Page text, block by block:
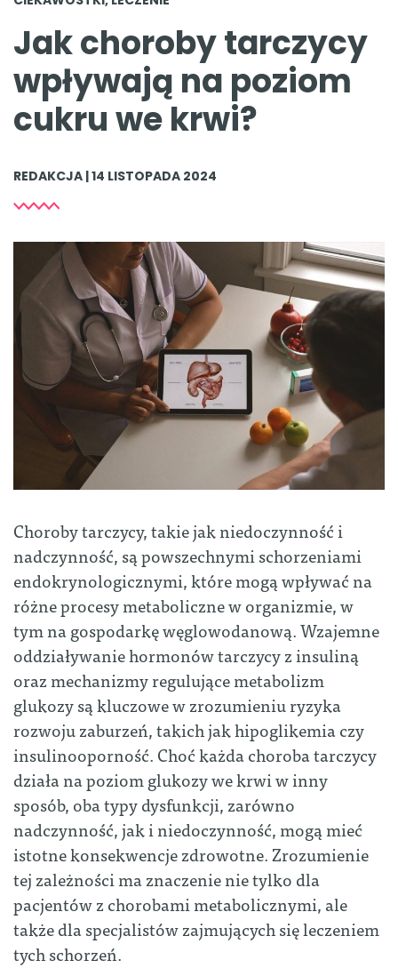
Jak choroby tarczycy
wpływają na poziom
cukru we krwi?
REDAKCJA | 14 LISTOPADA 2024
Choroby tarczycy, takie jak niedoczynność i
nadczynność, są powszechnymi schorzeniami
endokrynologicznymi, które mogą wpływać na
różne procesy metaboliczne w organizmie, w
tym na gospodarkę węglowodanową. Wzajemne
oddziaływanie hormonów tarczycy z insuliną
oraz mechanizmy regulujące metabolizm
glukozy są kluczowe w zrozumieniu ryzyka
rozwoju zaburzeń, takich jak hipoglikemia czy
insulinooporność. Choć każda choroba tarczycy
działa na poziom glukozy we krwi w inny
sposób, oba typy dysfunkcji, zarówno
nadczynność, jak i niedoczynność, mogą mieć
istotne konsekwencje zdrowotne. Zrozumienie
tej zależności ma znaczenie nie tylko dla
pacjentów z chorobami metabolicznymi, ale
także dla specjalistów zajmujących się leczeniem
tych schorzeń.